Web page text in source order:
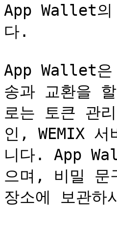
App Wallet의
다.
App Wallet은
송과 교환을
로는 토큰 관
인, WEMIX 서
니다. App
으며, 비밀 문
장소에 보관하